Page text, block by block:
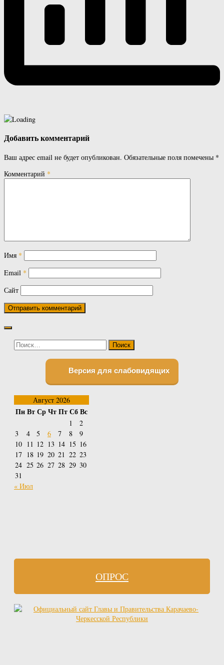
Добавить комментарий
Ваш адрес email не будет опубликован. Обязательные поля помечены *
Комментарий *
Имя *
Email *
Сайт
Найти:
Версия для слабовидящих
Август 2026
ПнВтСрЧтПтСбВс
1
2
3
4 5 6 7 8
9
10 11 12 13 14 15 16
17 18 19 20 21 22 23
24 25 26 27 28 29 30
31
« Июл
ОПРОС